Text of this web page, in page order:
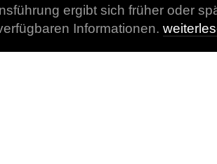
ergibt sich früher oder
Informationen.